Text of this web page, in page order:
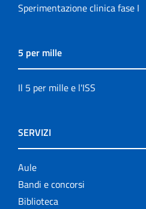
Sperimentazione clinica fase I
5 per mille
Il 5 per mille e l'ISS
SERVIZI
Aule
Bandi e concorsi
Biblioteca